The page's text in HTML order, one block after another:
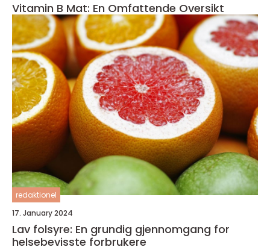
Vitamin B Mat: En Omfattende Oversikt
redaktionel
17. January 2024
Lav folsyre: En grundig gjennomgang for
helsebevisste forbrukere